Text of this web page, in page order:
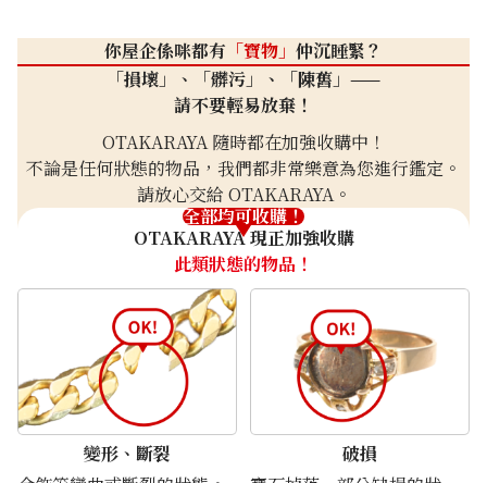
你屋企係咪都有 「寶物」 仲沉睡緊？
「損壞」、「髒污」、「陳舊」——
請不要輕易放棄！
OTAKARAYA 隨時都在加強收購中！
不論是任何狀態的物品，我們都非常樂意為您進行鑑定。
請放心交給 OTAKARAYA。
全部均可收購！
OTAKARAYA 現正加強收購
此類狀態的物品！
變形、斷裂
破損